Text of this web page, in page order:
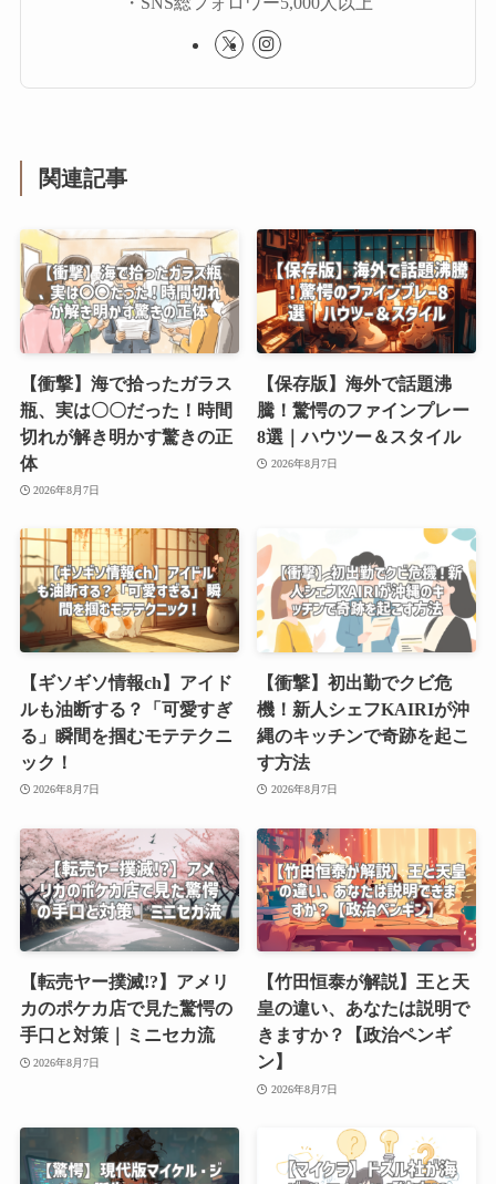
関連記事
【衝撃】海で拾ったガラス
瓶、実は〇〇だった！時間
切れが解き明かす驚きの正
体
2026年8月7日
【保存版】海外で話題沸
騰！驚愕のファインプレー
8選｜ハウツー＆スタイル
2026年8月7日
【ギソギソ情報ch】アイド
ルも油断する？「可愛すぎ
る」瞬間を掴むモテテクニ
ック！
2026年8月7日
【衝撃】初出勤でクビ危
機！新人シェフKAIRIが沖
縄のキッチンで奇跡を起こ
す方法
2026年8月7日
【転売ヤー撲滅!?】アメリ
カのポケカ店で見た驚愕の
手口と対策｜ミニセカ流
2026年8月7日
【竹田恒泰が解説】王と天
皇の違い、あなたは説明で
きますか？【政治ペンギ
ン】
2026年8月7日